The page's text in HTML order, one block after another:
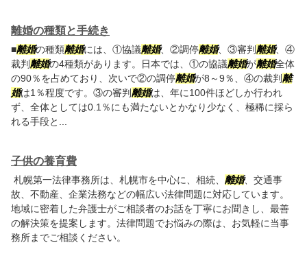
離婚の種類と手続き
■離婚の種類離婚には、①協議離婚、②調停離婚、③審判離婚、④
裁判離婚の4種類があります。日本では、①の協議離婚が離婚全体
の90％を占めており、次いで②の調停離婚が8～9％、④の裁判離
婚は1％程度です。③の審判離婚は、年に100件ほどしか行われ
ず、全体としては0.1％にも満たないとかなり少なく、極稀に採ら
れる手段と...
子供の養育費
札幌第一法律事務所は、札幌市を中心に、相続、 離婚、交通事
故、不動産、企業法務などの幅広い法律問題に対応しています。
地域に密着した弁護士がご相談者のお話を丁寧にお聞きし、最善
の解決策を提案します。法律問題でお悩みの際は、お気軽に当事
務所までご相談ください。